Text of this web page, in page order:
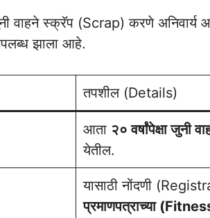
जुनी वाहने स्क्रॅप (Scrap) करणे अनिवार्य
झाला आहे.
तपशील (Details)
आता २० वर्षांपेक्षा जुनी
येतील.
यासाठी नोंदणी
प्रमाणपत्राच्या